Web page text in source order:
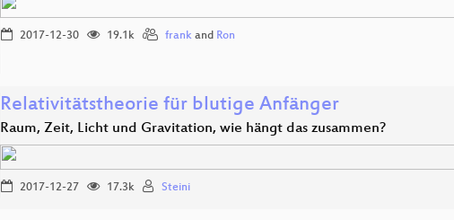
2017-12-30 19.1k frank and Ron
Relativitätstheorie für blutige Anfänger
Raum, Zeit, Licht und Gravitation, wie hängt das zusammen?
2017-12-27 17.3k Steini